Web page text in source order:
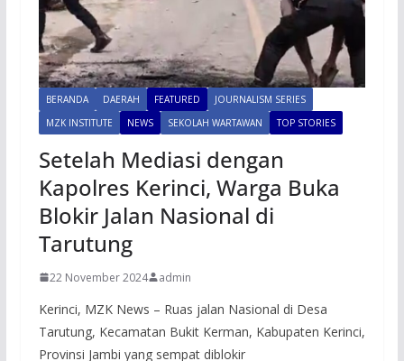
BERANDA DAERAH FEATURED
JOURNALISM SERIES
MZK INSTITUTE
NEWS SEKOLAH WARTAWAN TOP STORIES
Setelah Mediasi dengan
Kapolres Kerinci, Warga Buka
Blokir Jalan Nasional di
Tarutung
22 November 2024 admin
Kerinci, MZK News – Ruas jalan Nasional di Desa
Tarutung, Kecamatan Bukit Kerman, Kabupaten Kerinci,
Provinsi Jambi yang sempat diblokir